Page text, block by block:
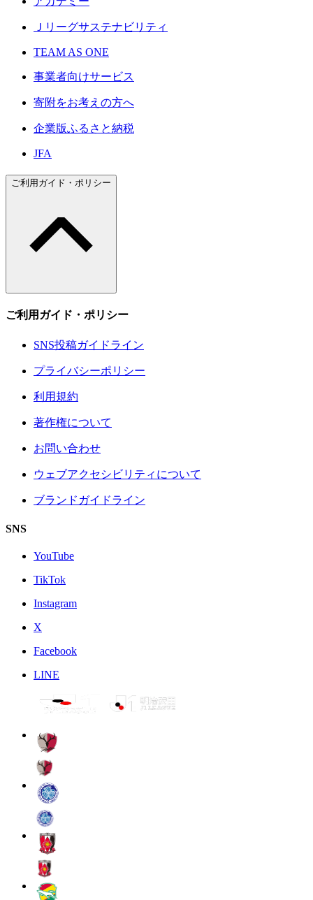
Ｊリーグサステナビリティ
TEAM AS ONE
事業者向けサービス
寄附をお考えの方へ
企業版ふるさと納税
JFA
ご利用ガイド・ポリシー
ご利用ガイド・ポリシー
SNS投稿ガイドライン
プライバシーポリシー
利用規約
著作権について
お問い合わせ
ウェブアクセシビリティについて
ブランドガイドライン
SNS
YouTube
TikTok
Instagram
X
Facebook
LINE